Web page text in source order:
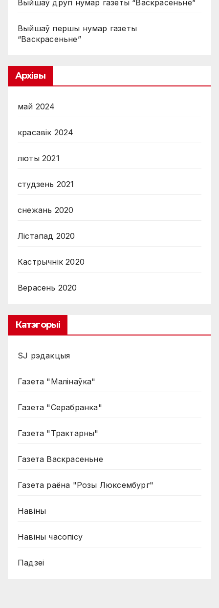
Выйшаў другі нумар газеты “Васкрасеньне”
Выйшаў першы нумар газеты
“Васкрасеньне”
Архівы
май 2024
красавік 2024
люты 2021
студзень 2021
снежань 2020
Лістапад 2020
Кастрычнік 2020
Верасень 2020
Катэгорыі
SJ рэдакцыя
Газета "Малінаўка"
Газета "Серабранка"
Газета "Трактарны"
Газета Васкрасеньне
Газета раёна "Розы Люксембург"
Навiны
Навiны часопiсу
Падзеі